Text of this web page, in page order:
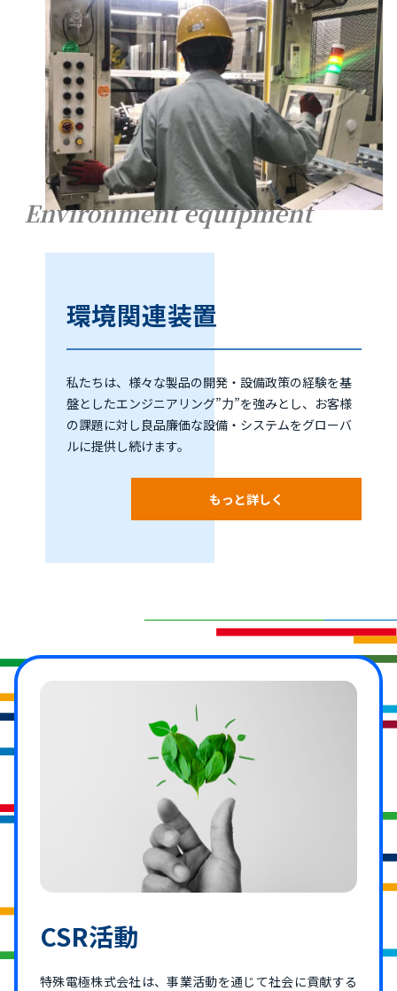
Environment equipment
環境関連装置
私たちは、様々な製品の開発・設備政策の経験を基
盤としたエンジニアリング”力”を強みとし、お客様
の課題に対し良品廉価な設備・システムをグローバ
ルに提供し続けます。
もっと詳しく
CSR活動
特殊電極株式会社は、事業活動を通じて社会に貢献する